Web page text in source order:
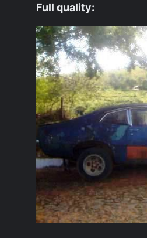
Full quality: